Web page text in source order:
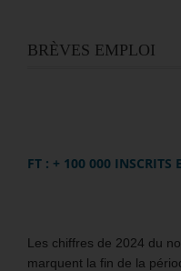
BRÈVES EMPLOI
FT : + 100 000 INSCRITS
Les chiffres de 2024 du
marquent la fin de la